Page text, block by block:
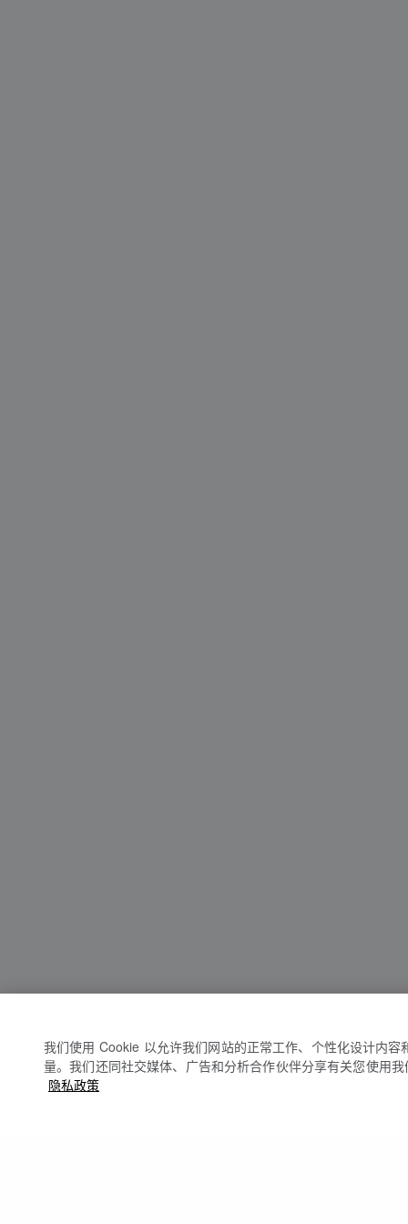
我们使用 Cookie 以允许我们网站的正常工作、个性化设计内
量。我们还同社交媒体、广告和分析合作伙伴分享有关您使用
隐私政策